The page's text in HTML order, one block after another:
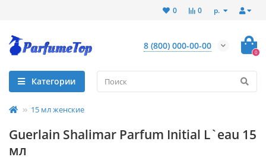
р.
0
0
8 (800) 000-00-00
0
Категории
15 мл женские
Guerlain Shalimar Parfum Initial L`eau 15
мл